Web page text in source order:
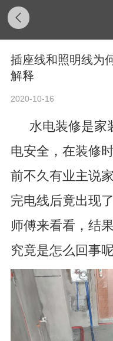
插座线和照明线为
解释
2020-10-16
水电装修是家
电安全，在装修
前不久有业主说
完电线后竟出现
师傅来看看，结
究竟是怎么回事